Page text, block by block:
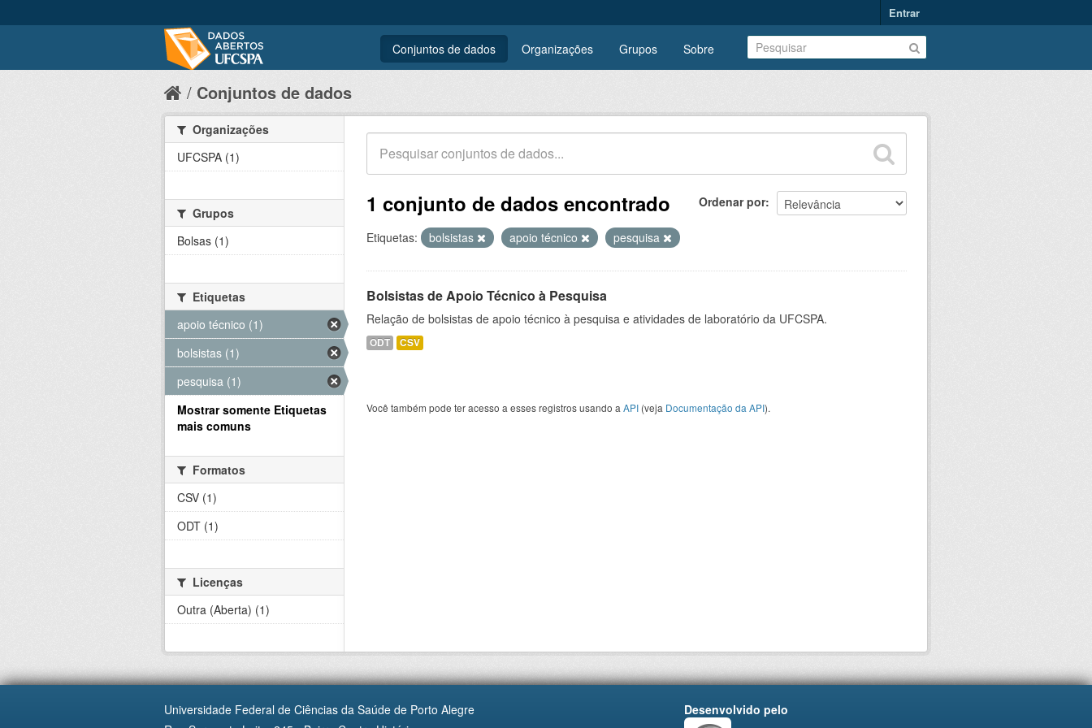
Entrar
Conjuntos de dados Organizações Grupos Sobre
Conjuntos de dados
Ordenar por
1 conjunto de dados encontrado
Etiquetas: bolsistas apoio técnico pesquisa
Bolsistas de Apoio Técnico à Pesquisa
Relação de bolsistas de apoio técnico à pesquisa e atividades de laboratório da UFCSPA.
ODT CSV
Você também pode ter acesso a esses registros usando a API (veja Documentação da API).
Organizações
UFCSPA (1)
Grupos
Bolsas (1)
Etiquetas
apoio técnico (1)
bolsistas (1)
pesquisa (1)
Mostrar somente Etiquetas
mais comuns
Formatos
CSV (1)
ODT (1)
Licenças
Outra (Aberta) (1)
Universidade Federal de Ciências da Saúde de Porto Alegre
Desenvolvido pelo